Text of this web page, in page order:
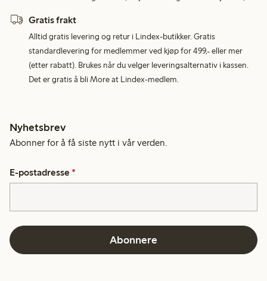
Gratis frakt
Alltid gratis levering og retur i Lindex-butikker. Gratis
standardlevering for medlemmer ved kjøp for 499,- eller mer
(etter rabatt). Brukes når du velger leveringsalternativ i kassen.
Det er gratis å bli More at Lindex-medlem.
Nyhetsbrev
Abonner for å få siste nytt i vår verden.
E-postadresse *
Abonnere